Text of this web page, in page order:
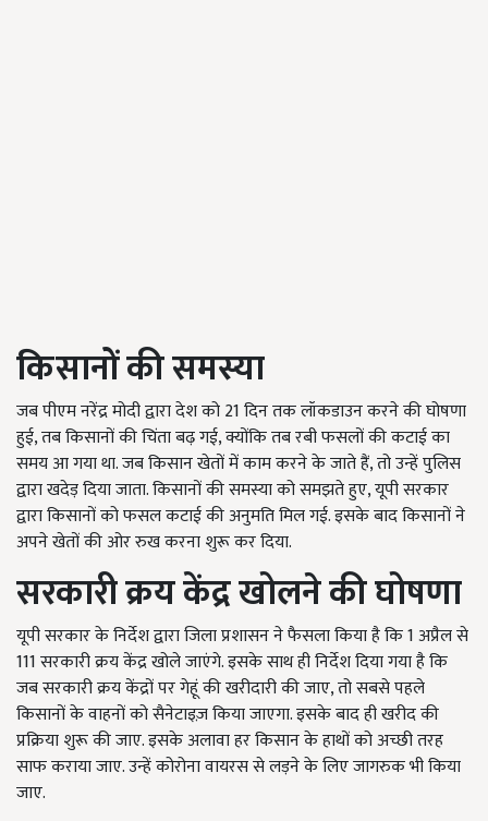
किसानों की समस्या
जब पीएम नरेंद्र मोदी द्वारा देश को 21 दिन तक लॉकडाउन करने की घोषणा
हुई, तब किसानों की चिंता बढ़ गई, क्योंकि तब रबी फसलों की कटाई का
समय आ गया था. जब किसान खेतों में काम करने के जाते हैं, तो उन्हें पुलिस
द्वारा खदेड़ दिया जाता. किसानों की समस्या को समझते हुए, यूपी सरकार
द्वारा किसानों को फसल कटाई की अनुमति मिल गई. इसके बाद किसानों ने
अपने खेतों की ओर रुख करना शुरू कर दिया.
सरकारी क्रय केंद्र खोलने की घोषणा
यूपी सरकार के निर्देश द्वारा जिला प्रशासन ने फैसला किया है कि 1 अप्रैल से
111 सरकारी क्रय केंद्र खोले जाएंगे. इसके साथ ही निर्देश दिया गया है कि
जब सरकारी क्रय केंद्रों पर गेहूं की खरीदारी की जाए, तो सबसे पहले
किसानों के वाहनों को सैनेटाइज़ किया जाएगा. इसके बाद ही खरीद की
प्रक्रिया शुरू की जाए. इसके अलावा हर किसान के हाथों को अच्छी तरह
साफ कराया जाए. उन्हें कोरोना वायरस से लड़ने के लिए जागरुक भी किया
जाए.